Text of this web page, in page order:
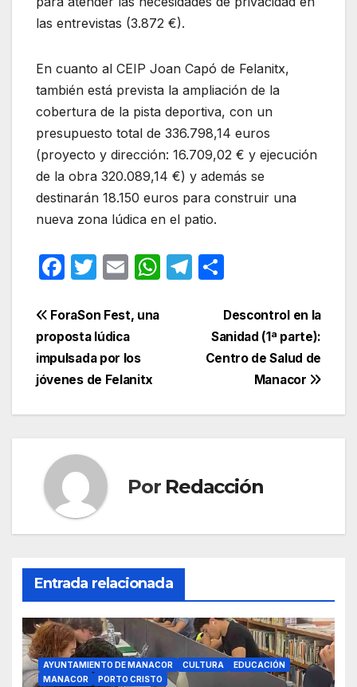
las entrevistas (3.872 €).
En cuanto al CEIP Joan Capó de Felanitx,
también está prevista la ampliación de la
cobertura de la pista deportiva, con un
presupuesto total de 336.798,14 euros
(proyecto y dirección: 16.709,02 € y ejecución
de la obra 320.089,14 €) y además se
destinarán 18.150 euros para construir una
nueva zona lúdica en el patio.
F
c
e
b
o
o
T
itt
er
E
ail
W
p
T
gr
m
p
ar
Navegación
de
entradas
Descontrol en la
Sanidad (1ª parte):
Centro de Salud de
Manacor
ForaSon Fest, una
proposta lúdica
impulsada por los
jóvenes de Felanitx
Por Redacción
Entrada relacionada
AYUNTAMIENTO DE MANACOR CULTURA
EDUCACIÓN
MANACOR
PORTO CRISTO